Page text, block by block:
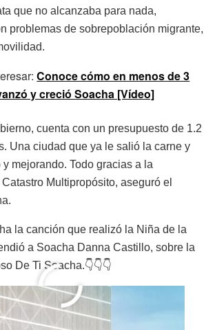
que no alcanzaba para nada,
problemas de sobrepoblación migrante,
Conoce cómo en menos de 3
y creció Soacha [Vídeo]
cuenta con un presupuesto de 1.2
Una ciudad que ya le salió la carne y
mejorando. Todo gracias a la
Multipropósito, aseguró el
la canción que realizó la Niña de la
a Soacha Danna Castillo, sobre la
De Ti Soacha.👇👇👇
de Soacha, Caracol La Voz Kids